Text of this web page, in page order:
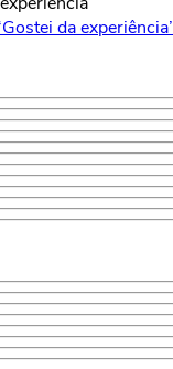
da experiência’